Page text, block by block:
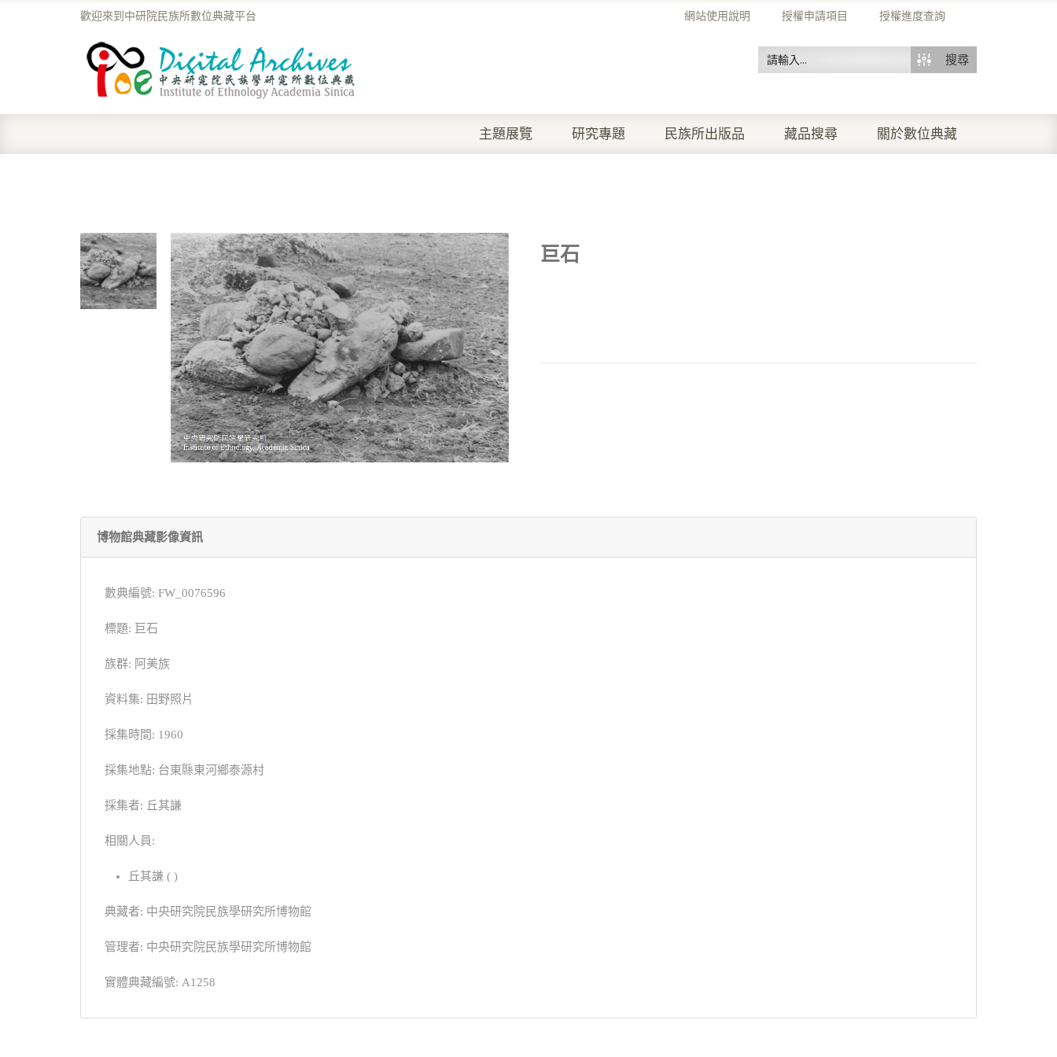
網站使用說明 授權申請項目 授權進度查詢
歡迎來到中研院民族所數位典藏平台
搜尋
主題展覽 研究專題 民族所出版品 藏品搜尋 關於數位典藏
巨石
博物館典藏影像資訊
數典編號: FW_0076596
標題: 巨石
族群: 阿美族
資料集: 田野照片
採集時間: 1960
採集地點: 台東縣東河鄉泰源村
採集者: 丘其謙
相關人員:
丘其謙 ( )
典藏者: 中央研究院民族學研究所博物館
管理者: 中央研究院民族學研究所博物館
實體典藏編號: A1258